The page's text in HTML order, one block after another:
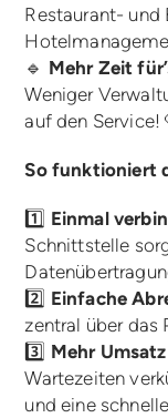
Restaurant- und
🔹 Mehr Zeit
Weniger
auf den Service!
So funktioniert
1️⃣ Einmal
Schnittstelle
2️⃣ Einfache
zentral über das
3️⃣ Mehr
Wartezeiten
und eine